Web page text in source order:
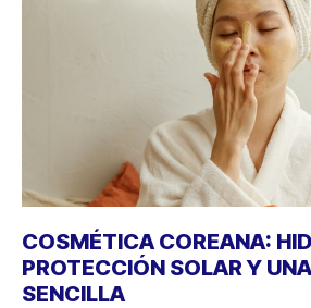
COSMÉTICA COREANA:
PROTECCIÓN SOLAR Y
SENCILLA